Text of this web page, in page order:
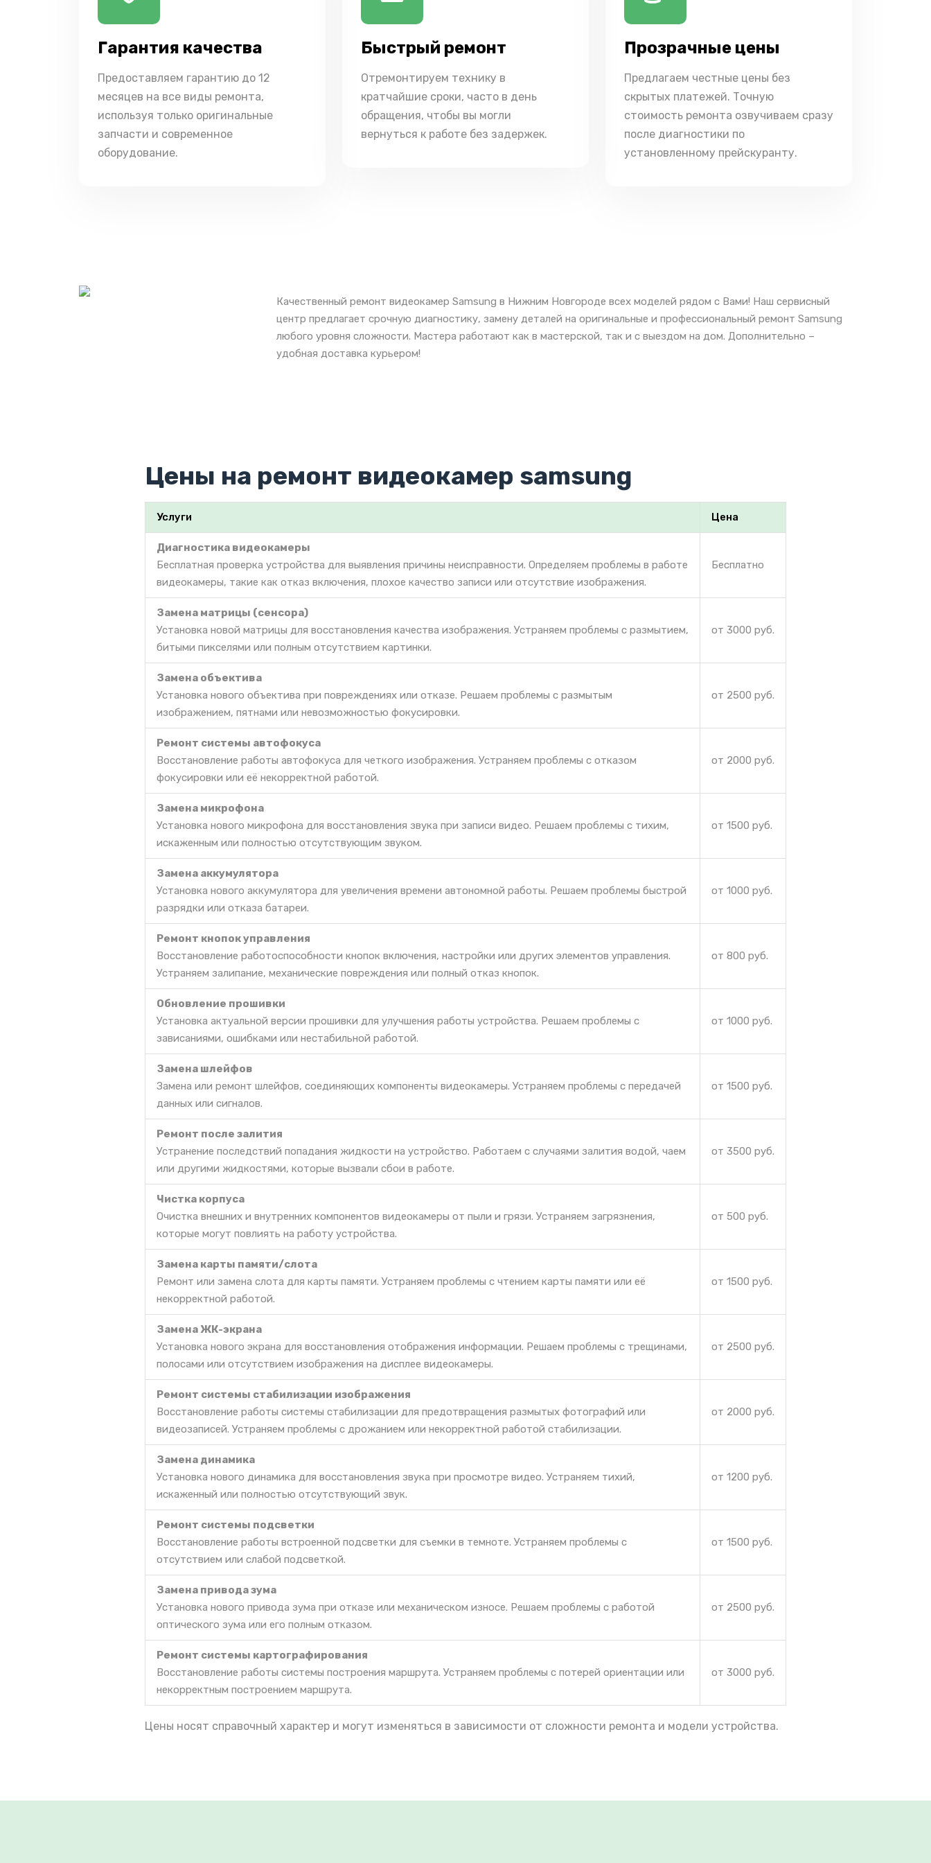
Гарантия качества
Предоставляем гарантию до 12
месяцев на все виды ремонта,
используя только оригинальные
запчасти и современное
оборудование.
Быстрый ремонт
Отремонтируем технику в
кратчайшие сроки, часто в день
обращения, чтобы вы могли
вернуться к работе без задержек.
Прозрачные цены
Предлагаем честные цены без
скрытых платежей. Точную
стоимость ремонта озвучиваем сразу
после диагностики по
установленному прейскуранту.
Качественный ремонт видеокамер Samsung в Нижним Новгороде всех моделей рядом с Вами! Наш сервисный
центр предлагает срочную диагностику, замену деталей на оригинальные и профессиональный ремонт Samsung
любого уровня сложности. Мастера работают как в мастерской, так и с выездом на дом. Дополнительно –
удобная доставка курьером!
Цены на ремонт видеокамер samsung
Услуги Цена
Диагностика видеокамеры
Бесплатная проверка устройства для выявления причины неисправности. Определяем проблемы в работе
видеокамеры, такие как отказ включения, плохое качество записи или отсутствие изображения.
Бесплатно
Замена матрицы (сенсора)
Установка новой матрицы для восстановления качества изображения. Устраняем проблемы с размытием,
битыми пикселями или полным отсутствием картинки.
от 3000 руб.
Замена объектива
Установка нового объектива при повреждениях или отказе. Решаем проблемы с размытым
изображением, пятнами или невозможностью фокусировки.
от 2500 руб.
Ремонт системы автофокуса
Восстановление работы автофокуса для четкого изображения. Устраняем проблемы с отказом
фокусировки или её некорректной работой.
от 2000 руб.
Замена микрофона
Установка нового микрофона для восстановления звука при записи видео. Решаем проблемы с тихим,
искаженным или полностью отсутствующим звуком.
от 1500 руб.
Замена аккумулятора
Установка нового аккумулятора для увеличения времени автономной работы. Решаем проблемы быстрой
разрядки или отказа батареи.
от 1000 руб.
Ремонт кнопок управления
Восстановление работоспособности кнопок включения, настройки или других элементов управления.
Устраняем залипание, механические повреждения или полный отказ кнопок.
от 800 руб.
Обновление прошивки
Установка актуальной версии прошивки для улучшения работы устройства. Решаем проблемы с
зависаниями, ошибками или нестабильной работой.
от 1000 руб.
Замена шлейфов
Замена или ремонт шлейфов, соединяющих компоненты видеокамеры. Устраняем проблемы с передачей
данных или сигналов.
от 1500 руб.
Ремонт после залития
Устранение последствий попадания жидкости на устройство. Работаем с случаями залития водой, чаем
или другими жидкостями, которые вызвали сбои в работе.
от 3500 руб.
Чистка корпуса
Очистка внешних и внутренних компонентов видеокамеры от пыли и грязи. Устраняем загрязнения,
которые могут повлиять на работу устройства.
от 500 руб.
Замена карты памяти/слота
Ремонт или замена слота для карты памяти. Устраняем проблемы с чтением карты памяти или её
некорректной работой.
от 1500 руб.
Замена ЖК-экрана
Установка нового экрана для восстановления отображения информации. Решаем проблемы с трещинами,
полосами или отсутствием изображения на дисплее видеокамеры.
от 2500 руб.
Ремонт системы стабилизации изображения
Восстановление работы системы стабилизации для предотвращения размытых фотографий или
видеозаписей. Устраняем проблемы с дрожанием или некорректной работой стабилизации.
от 2000 руб.
Замена динамика
Установка нового динамика для восстановления звука при просмотре видео. Устраняем тихий,
искаженный или полностью отсутствующий звук.
от 1200 руб.
Ремонт системы подсветки
Восстановление работы встроенной подсветки для съемки в темноте. Устраняем проблемы с
отсутствием или слабой подсветкой.
от 1500 руб.
Замена привода зума
Установка нового привода зума при отказе или механическом износе. Решаем проблемы с работой
оптического зума или его полным отказом.
от 2500 руб.
Ремонт системы картографирования
Восстановление работы системы построения маршрута. Устраняем проблемы с потерей ориентации или
некорректным построением маршрута.
от 3000 руб.
Цены носят справочный характер и могут изменяться в зависимости от сложности ремонта и модели устройства.